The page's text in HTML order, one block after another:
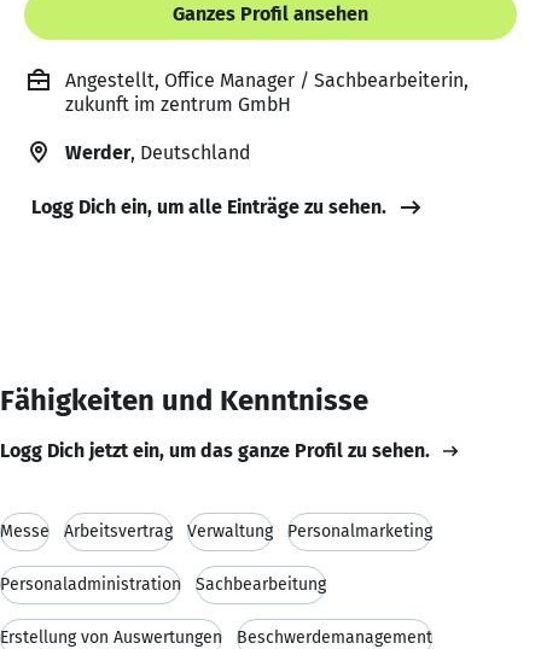
Ganzes Profil ansehen
Angestellt, Office Manager / Sachbearbeiterin,
zukunft im zentrum GmbH
Werder, Deutschland
Logg Dich ein, um alle Einträge zu sehen.
Fähigkeiten und Kenntnisse
Logg Dich jetzt ein, um das ganze Profil zu sehen.
Messe Arbeitsvertrag Verwaltung Personalmarketing
Personaladministration Sachbearbeitung
Erstellung von Auswertungen Beschwerdemanagement